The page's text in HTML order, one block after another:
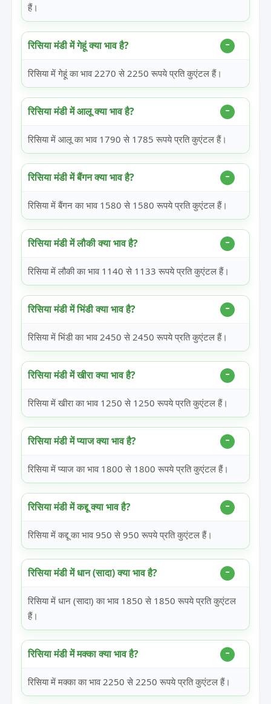
हैं।
रिसिया मंडी में गेहूं क्या भाव है?
रिसिया में गेहूं का भाव 2270 से 2250 रूपये प्रति कुएंटल हैं।
रिसिया मंडी में आलू क्या भाव है?
रिसिया में आलू का भाव 1790 से 1785 रूपये प्रति कुएंटल हैं।
रिसिया मंडी में बैंगन क्या भाव है?
रिसिया में बैंगन का भाव 1580 से 1580 रूपये प्रति कुएंटल हैं।
रिसिया मंडी में लौकी क्या भाव है?
रिसिया में लौकी का भाव 1140 से 1133 रूपये प्रति कुएंटल हैं।
रिसिया मंडी में भिंडी क्या भाव है?
रिसिया में भिंडी का भाव 2450 से 2450 रूपये प्रति कुएंटल हैं।
रिसिया मंडी में खीरा क्या भाव है?
रिसिया में खीरा का भाव 1250 से 1250 रूपये प्रति कुएंटल हैं।
रिसिया मंडी में प्याज क्या भाव है?
रिसिया में प्याज का भाव 1800 से 1800 रूपये प्रति कुएंटल हैं।
रिसिया मंडी में कद्दू क्या भाव है?
रिसिया में कद्दू का भाव 950 से 950 रूपये प्रति कुएंटल हैं।
रिसिया मंडी में धान (सादा) क्या भाव है?
रिसिया में धान (सादा) का भाव 1850 से 1850 रूपये प्रति कुएंटल
हैं।
रिसिया मंडी में मक्का क्या भाव है?
रिसिया में मक्का का भाव 2250 से 2250 रूपये प्रति कुएंटल हैं।